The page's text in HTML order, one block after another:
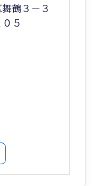
鶴３－３
５